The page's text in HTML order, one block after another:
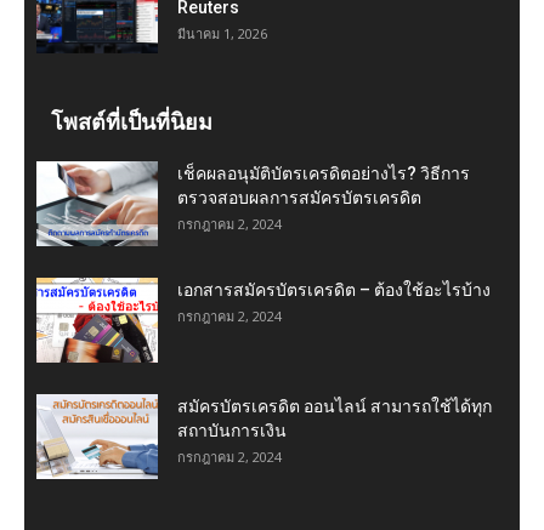
Reuters
มีนาคม 1, 2026
โพสต์ที่เป็นที่นิยม
เช็คผลอนุมัติบัตรเครดิตอย่างไร? วิธีการ
ตรวจสอบผลการสมัครบัตรเครดิต
กรกฎาคม 2, 2024
เอกสารสมัครบัตรเครดิต – ต้องใช้อะไรบ้าง
กรกฎาคม 2, 2024
สมัครบัตรเครดิต ออนไลน์ สามารถใช้ได้ทุก
สถาบันการเงิน
กรกฎาคม 2, 2024